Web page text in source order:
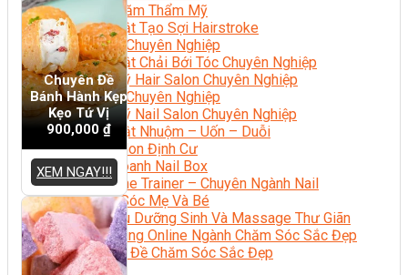
Phun Xăm Thẩm Mỹ
Kỹ Thuật Tạo Sợi Hairstroke
Barber Chuyên Nghiệp
Kỹ Thuật Chải Bới Tóc Chuyên Nghiệp
Quản Lý Hair Salon Chuyên Nghiệp
Nối Mi Chuyên Nghiệp
Quản Lý Nail Salon Chuyên Nghiệp
Kỹ Thuật Nhuộm – Uốn – Duỗi
Nail Salon Định Cư
Kinh Doanh Nail Box
Train The Trainer – Chuyên Ngành Nail
Chăm Sóc Mẹ Và Bé
Gội Đầu Dưỡng Sinh Và Massage Thư Giãn
Marketing Online Ngành Chăm Sóc Sắc Đẹp
Chuyên Đề Chăm Sóc Sắc Đẹp
Âm Nhạc
Chuyên Đề
Bánh Hành Kẹp
Kẹo Tứ Vị
900,000 ₫
XEM NGAY!!!